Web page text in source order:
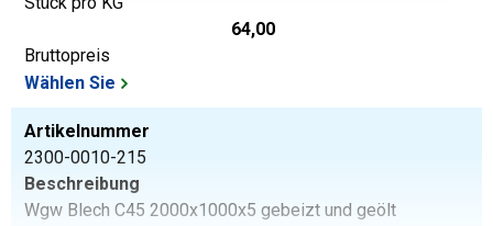
64,00
Bruttopreis
Wählen Sie
Artikelnummer
2300-0010-215
Beschreibung
Wgw Blech C45 2000x1000x5 gebeizt und geölt